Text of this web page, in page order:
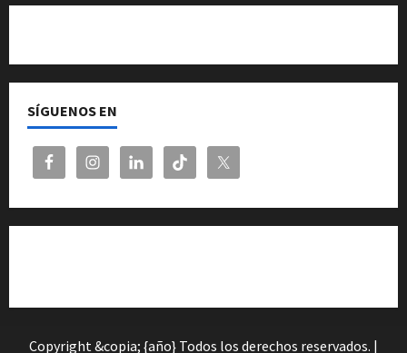
SÍGUENOS EN
Copyright &copia; {año} Todos los derechos reservados. |